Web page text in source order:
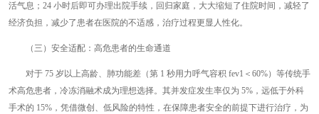
活气息；24 小时后即可办理出院手续，回归家庭，大大缩短了住院时间，减轻了
经济负担，减少了患者在医院的不适感，治疗过程更显人性化。
（三）安全适配：高危患者的生命通道
对于 75 岁以上高龄、肺功能差（第 1 秒用力呼气容积 fev1＜60%）等传统手
术高危患者，冷冻消融术成为理想选择。其并发症发生率仅为 5%，远低于外科
手术的 15%，凭借微创、低风险的特性，在保障患者安全的前提下进行治疗，为